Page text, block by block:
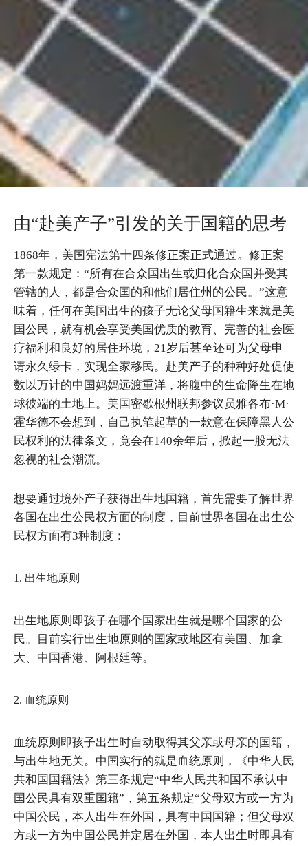
由“赴美产子”引发的关于国籍的思考
1868年，美国宪法第十四条修正案正式通过。修正案
第一款规定：“所有在合众国出生或归化合众国并受其
管辖的人，都是合众国的和他们居住州的公民。”这意
味着，任何在美国出生的孩子无论父母国籍生来就是美
国公民，就有机会享受美国优质的教育、完善的社会医
疗福利和良好的居住环境，21岁后甚至还可为父母申
请永久绿卡，实现全家移民。赴美产子的种种好处促使
数以万计的中国妈妈远渡重洋，将腹中的生命降生在地
球彼端的土地上。美国密歇根州联邦参议员雅各布·M·
霍华德不会想到，自己执笔起草的一款意在保障黑人公
民权利的法律条文，竟会在140余年后，掀起一股无法
忽视的社会潮流。
想要通过境外产子获得出生地国籍，首先需要了解世界
各国在出生公民权方面的制度，目前世界各国在出生公
民权方面有3种制度：
1. 出生地原则
出生地原则即孩子在哪个国家出生就是哪个国家的公
民。目前实行出生地原则的国家或地区有美国、加拿
大、中国香港、阿根廷等。
2. 血统原则
血统原则即孩子出生时自动取得其父亲或母亲的国籍，
与出生地无关。中国实行的就是血统原则，《中华人民
共和国国籍法》第三条规定“中华人民共和国不承认中
国公民具有双重国籍”，第五条规定“父母双方或一方为
中国公民，本人出生在外国，具有中国国籍；但父母双
方或一方为中国公民并定居在外国，本人出生时即具有